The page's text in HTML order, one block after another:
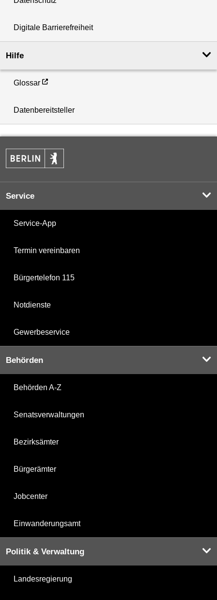
Digitale Barrierefreiheit
Hilfe
Glossar
Datenbereitsteller
Service
Service-App
Termin vereinbaren
Bürgertelefon 115
Notdienste
Gewerbeservice
Behörden
Behörden A-Z
Senatsverwaltungen
Bezirksämter
Bürgerämter
Jobcenter
Einwanderungsamt
Politik & Verwaltung
Landesregierung